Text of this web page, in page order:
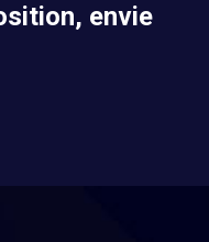
envie